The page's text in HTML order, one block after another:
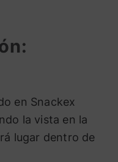
en Snackex
la vista en la
lugar dentro de